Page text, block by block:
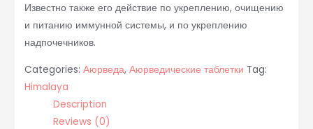
Известно также его действие по укреплению, очищению
и питанию иммунной системы, и по укреплению
надпочечников.
Categories: Аюрведа, Аюрведические таблетки Tag:
Himalaya
Description
Reviews (0)